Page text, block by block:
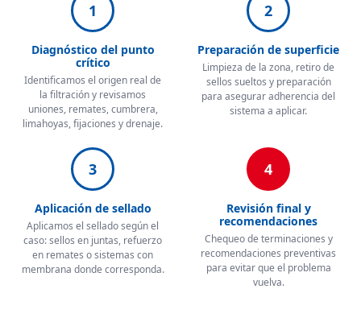
1
Diagnóstico del punto
crítico
Identificamos el origen real de
la filtración y revisamos
uniones, remates, cumbrera,
limahoyas, fijaciones y drenaje.
2
Preparación de superficie
Limpieza de la zona, retiro de
sellos sueltos y preparación
para asegurar adherencia del
sistema a aplicar.
3
Aplicación de sellado
Aplicamos el sellado según el
caso: sellos en juntas, refuerzo
en remates o sistemas con
membrana donde corresponda.
4
Revisión final y
recomendaciones
Chequeo de terminaciones y
recomendaciones preventivas
para evitar que el problema
vuelva.